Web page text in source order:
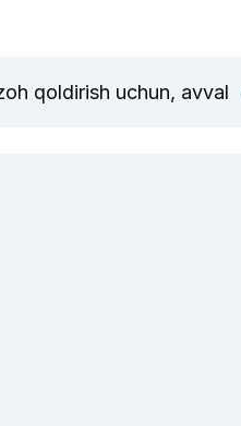
qoldirish uchun, avval